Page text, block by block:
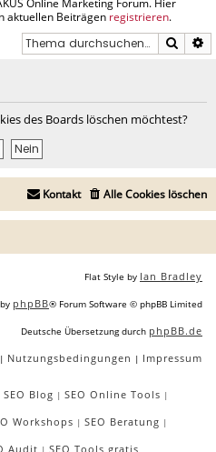
aktuellen Beiträgen registrieren.
Suche
des Boards löschen möchtest?
Alle Cookies löschen
Kontakt
Flat Style by Ian Bradley
phpBB® Forum Software © phpBB Limited
Deutsche Übersetzung durch phpBB.de
| Nutzungsbedingungen | Impressum
SEO Blog | SEO Online Tools |
Workshops | SEO Beratung |
Audit | SEO Tools gratis